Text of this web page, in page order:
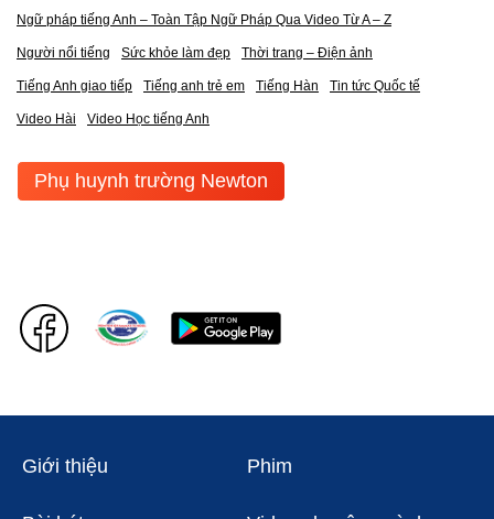
Ngữ pháp tiếng Anh – Toàn Tập Ngữ Pháp Qua Video Từ A – Z
Người nổi tiếng Sức khỏe làm đẹp Thời trang – Điện ảnh
Tiếng Anh giao tiếp Tiếng anh trẻ em Tiếng Hàn Tin tức Quốc tế
Video Hài Video Học tiếng Anh
Phụ huynh trường Newton
Giới thiệu Phim